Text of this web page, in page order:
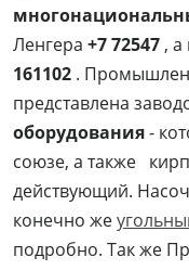
Ленгера +7 72547 ,
161102 .
представлена
оборудования-
союзе, а также
действующий.
конечно же
подробно. Так же